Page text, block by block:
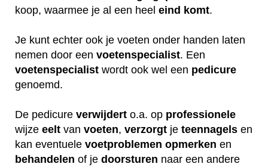
koop, waarmee je al een heel eind komt.
Je kunt echter ook je voeten onder handen laten
nemen door een voetenspecialist. Een
voetenspecialist wordt ook wel een pedicure
genoemd.
De pedicure verwijdert o.a. op professionele
wijze eelt van voeten, verzorgt je teennagels en
kan eventuele voetproblemen opmerken en
behandelen of je doorsturen naar een andere